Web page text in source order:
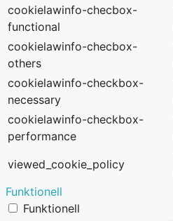
cookielawinfo-checbox-
functional
cookielawinfo-checbox-
others
cookielawinfo-checkbox-
necessary
cookielawinfo-checkbox-
performance
viewed_cookie_policy
Funktionell
Funktionell